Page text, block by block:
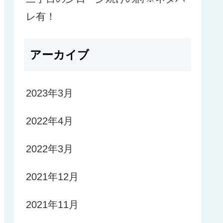
レ有！
アーカイブ
2023年3月
2022年4月
2022年3月
2021年12月
2021年11月